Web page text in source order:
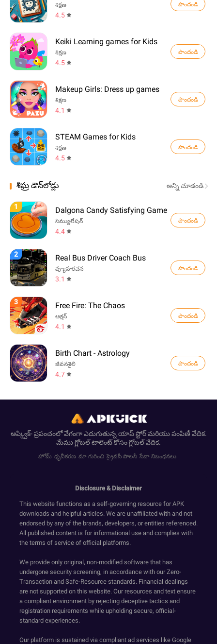
శిక్షణ
4.5
పొందండి
Keiki Learning games for Kids
శిక్షణ
4.5
పొందండి
Makeup Girls: Dress up games
శిక్షణ
4.1
పొందండి
STEAM Games for Kids
శిక్షణ
4.5
పొందండి
శీఘ్ర డౌన్‌లోడ్లు అన్ని చూడండి
1 Dalgona Candy Satisfying Game
సిమ్యులేషన్
4.4
పొందండి
2 Real Bus Driver Coach Bus
వ్యూహరచన
3.1
పొందండి
3 Free Fire: The Chaos
ఆక్షన్
4.1
పొందండి
Birth Chart - Astrology
జీవనశైలి
4.7
పొందండి
ఆప్క్విక్- ప్రపంచంలో వేగంగా ఎదుగుతున్న యాప్ స్టోర్ మరియు పంపిణీ వేదిక.
మేము గ్లోబల్ టాలెంట్ కోసం గ్లోబల్ వేదిక.
హోమ్ ధృవీకరణ మా గురించి ప్రైవసీ పాలసీ సేవా నిబంధనలు
Disclosure & Disclaimer
This website functions as a self-governing resource for APK
downloads and helpful articles. We are unaffiliated with and not
endorsed by any of the brands, developers, or entities referenced.
All published content is for informational use and complies with
the terms of service of official platforms.
We provide only original, non-modified software that has
undergone security screening, in accordance with our Zero-
Transaction and Safe-Resource standards. Financial dealings
are not supported on this website. Our resources and text ensure
a compliant environment by rejecting deceptive tactics and
registration requirements while upholding secure, official-
standard experiences.
Our platform is sustained via compliant ad services like Google